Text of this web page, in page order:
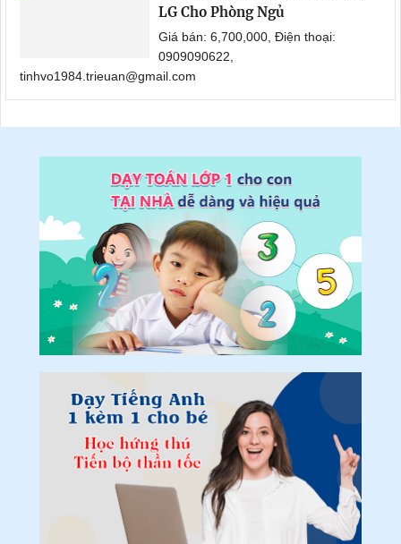
LG Cho Phòng Ngủ
Giá bán: 6,700,000, Điện thoại:
0909090622,
tinhvo1984.trieuan@gmail.com